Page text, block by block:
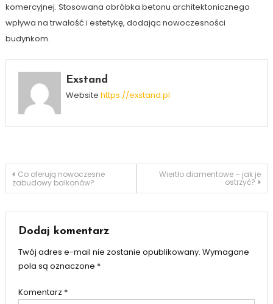
komercyjnej. Stosowana obróbka betonu architektonicznego
wpływa na trwałość i estetykę, dodając nowoczesności
budynkom.
Exstand
Website https://exstand.pl
Nawigacja
Co oferują nowoczesne
zabudowy balkonów?
Wiertło diamentowe – jak je
ostrzyć?
Dodaj komentarz
Twój adres e-mail nie zostanie opublikowany. Wymagane
pola są oznaczone *
Komentarz *